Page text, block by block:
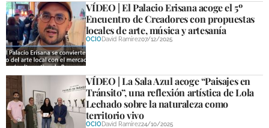
VÍDEO | El Palacio Erisana acoge el 5º
Encuentro de Creadores con propuestas
locales de arte, música y artesanía
OCIODavid Ramírez07/12/2025
VÍDEO | La Sala Azul acoge “Paisajes en
Tránsito”, una reflexión artística de Lola
Lechado sobre la naturaleza como
territorio vivo
OCIODavid Ramírez24/10/2025